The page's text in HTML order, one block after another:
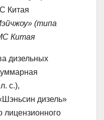
(типа
Китая
дизельных
с.),
дизель»
лицензионного